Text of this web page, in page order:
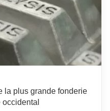
la plus grande fonderie
occidental